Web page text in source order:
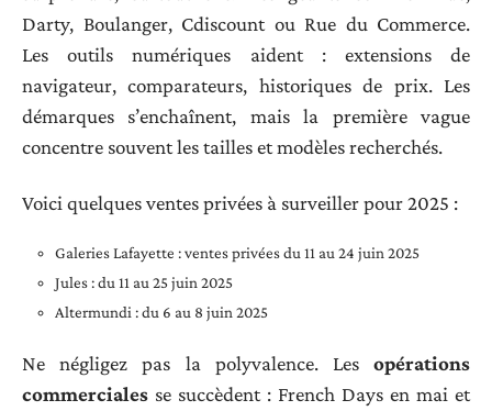
Darty, Boulanger, Cdiscount ou Rue du Commerce.
Les outils numériques aident : extensions de
navigateur, comparateurs, historiques de prix. Les
démarques s’enchaînent, mais la première vague
concentre souvent les tailles et modèles recherchés.
Voici quelques ventes privées à surveiller pour 2025 :
Galeries Lafayette : ventes privées du 11 au 24 juin 2025
Jules : du 11 au 25 juin 2025
Altermundi : du 6 au 8 juin 2025
Ne négligez pas la polyvalence. Les opérations
commerciales se succèdent : French Days en mai et